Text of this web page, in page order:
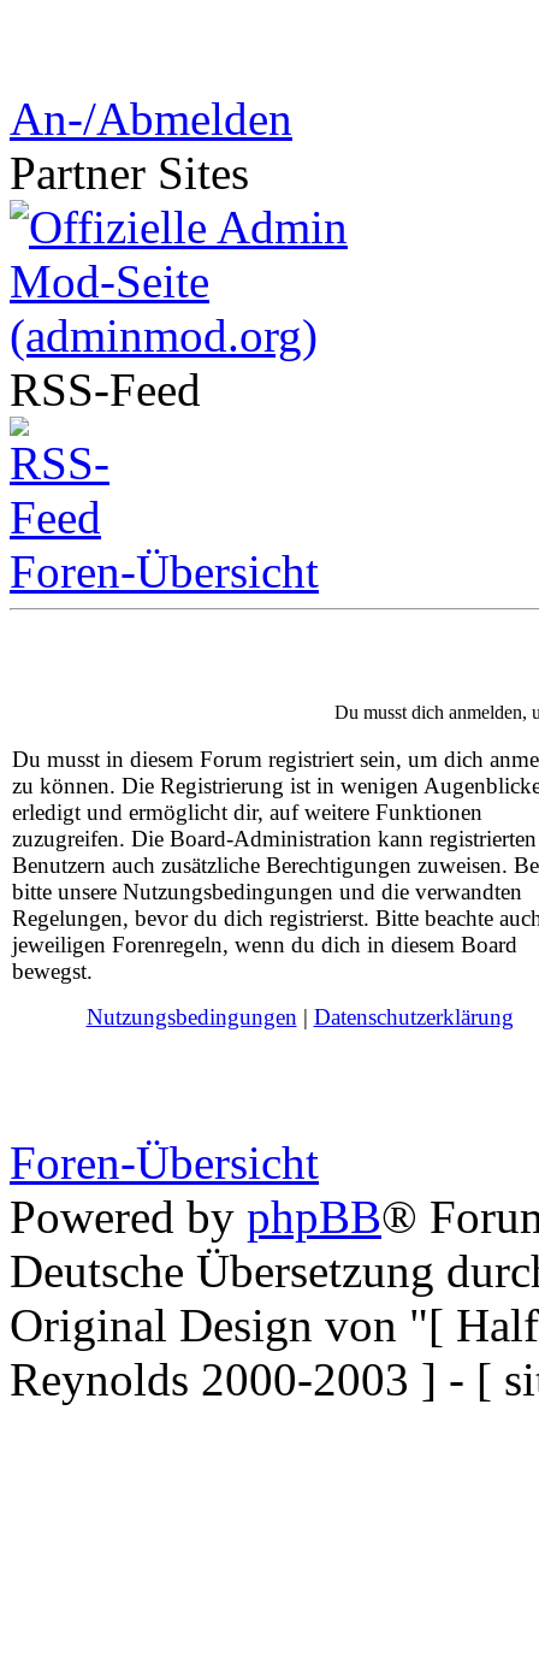
An-/Abmelden
Partner Sites
RSS-Feed
Foren-Übersicht
Du musst dich anmelden,
Du musst in diesem Forum registriert sein, um dich
zu können. Die Registrierung ist in wenigen
erledigt und ermöglicht dir, auf weitere Funktionen
zuzugreifen. Die Board-Administration kann registrierten
Benutzern auch zusätzliche Berechtigungen zuweisen.
bitte unsere Nutzungsbedingungen und die verwandten
Regelungen, bevor du dich registrierst. Bitte beachte
jeweiligen Forenregeln, wenn du dich in diesem Board
bewegst.
Nutzungsbedingungen | Datenschutzerklärung
Foren-Übersicht
Powered by phpBB®
Deutsche Übersetzung
Original Design von "[
Reynolds 2000-2003 ] - [